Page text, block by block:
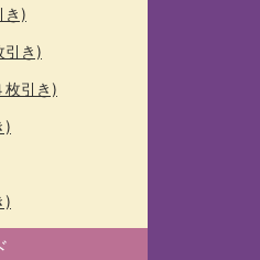
き)
引き)
枚引き)
)
)